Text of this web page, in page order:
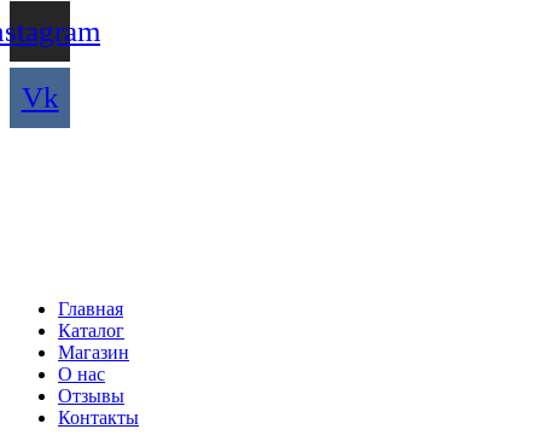
Vk
Главная
Каталог
Магазин
О нас
Отзывы
Контакты